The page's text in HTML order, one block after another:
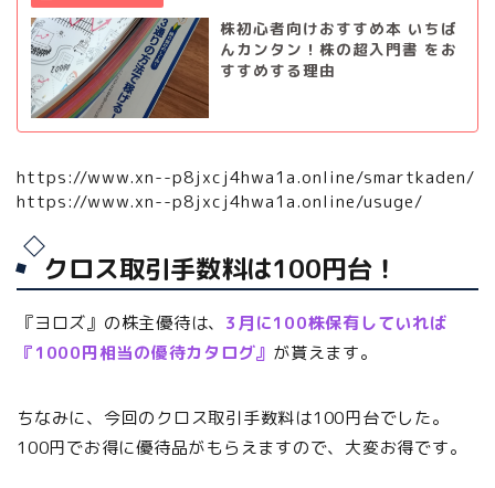
株初心者向けおすすめ本 いちば
んカンタン！株の超入門書 をお
すすめする理由
https://www.xn--p8jxcj4hwa1a.online/smartkaden/
https://www.xn--p8jxcj4hwa1a.online/usuge/
クロス取引手数料は100円台！
『ヨロズ』の株主優待は、 3月に100株保有していれば
『1000円相当の優待カタログ』 が貰えます。
ちなみに、今回のクロス取引手数料は100円台でした。
100円でお得に優待品がもらえますので、大変お得です。